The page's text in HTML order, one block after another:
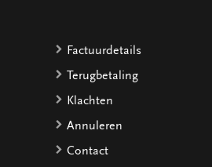
Factuurdetails
Terugbetaling
Klachten
Annuleren
Contact